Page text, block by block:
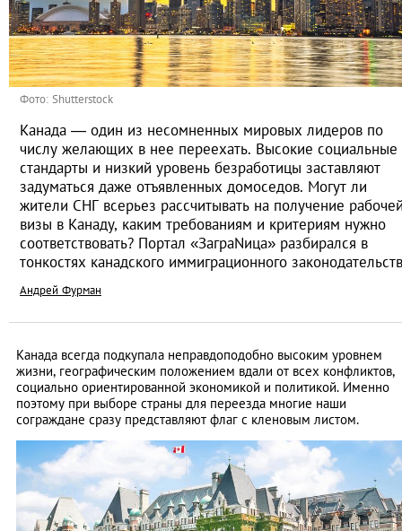
Фото: Shutterstock
Канада — один из несомненных мировых лидеров по
числу желающих в нее переехать. Высокие социальные
стандарты и низкий уровень безработицы заставляют
задуматься даже отъявленных домоседов. Могут ли
жители СНГ всерьез рассчитывать на получение
визы в Канаду, каким требованиям и критериям нужно
соответствовать? Портал «ЗаграNица» разбирался в
тонкостях канадского иммиграционного
Андрей Фурман
Канада всегда подкупала неправдоподобно высоким уровнем
жизни, географическим положением вдали от всех конфликтов,
социально ориентированной экономикой и политикой. Именно
поэтому при выборе страны для переезда многие наши
сограждане сразу представляют флаг с кленовым листом.